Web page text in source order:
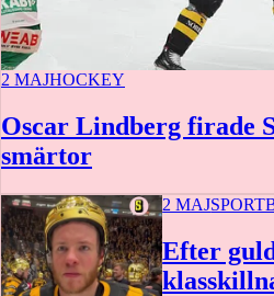
2 MAJHOCKEY
Oscar Lindberg firade
smärtor
2 MAJ
Efter